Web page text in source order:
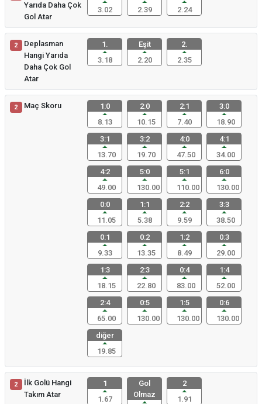
Yarıda Daha Çok
Gol Atar
3.02
2.39
2.24
2
Deplasman
Hangi Yarıda
Daha Çok Gol
Atar
1.
3.18
Eşit
2.20
2.
2.35
2 Maç Skoru
1:0
8.13
2:0
10.15
2:1
7.40
3:0
18.90
3:1
13.70
3:2
19.70
4:0
47.50
4:1
34.00
4:2
49.00
5:0
130.00
5:1
110.00
6:0
130.00
0:0
11.05
1:1
5.38
2:2
9.59
3:3
38.50
0:1
9.33
0:2
13.35
1:2
8.49
0:3
29.00
1:3
18.15
2:3
22.80
0:4
83.00
1:4
52.00
2:4
65.00
0:5
130.00
1:5
130.00
0:6
130.00
diğer
19.85
2
İlk Golü Hangi
Takım Atar
1
1.67
Gol
Olmaz
2
1.91